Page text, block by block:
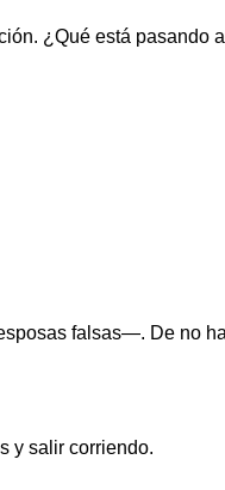
¿Qué está pasando
falsas—. De no
y salir corriendo.